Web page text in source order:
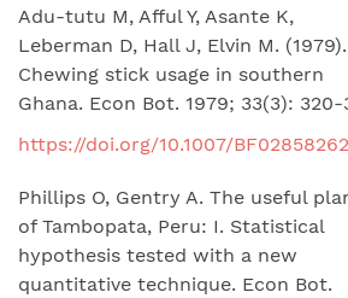
Adu-tutu M, Afful Y, Asante K,
Leberman D, Hall J, Elvin M. (1979).
Chewing stick usage in southern
Ghana. Econ Bot. 1979; 33(3): 320-
https://doi.org/10.1007/BF02858262
Phillips O, Gentry A. The useful
of Tambopata, Peru: I. Statistical
hypothesis tested with a new
quantitative technique. Econ Bot.